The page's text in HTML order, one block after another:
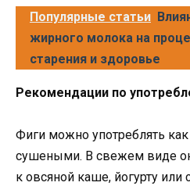
Популярные статьи
жирного молока на
старения и здоровье
Рекомендации по
Фиги можно употреблять
сушеными. В свежем виде
к овсяной каше, йогурту